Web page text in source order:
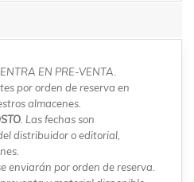
EN PRE-VENTA.
por orden de reserva en
almacenes.
. Las fechas son
distribuidor o editorial,
enviarán por orden de reserva.